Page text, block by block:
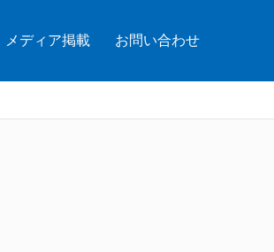
メディア掲載 お問い合わせ